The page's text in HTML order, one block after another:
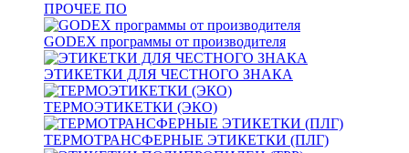
ПРОЧЕЕ ПО
GODEX программы от производителя
ЭТИКЕТКИ ДЛЯ ЧЕСТНОГО ЗНАКА
ТЕРМОЭТИКЕТКИ (ЭКО)
ТЕРМОТРАНСФЕРНЫЕ ЭТИКЕТКИ (ПЛГ)